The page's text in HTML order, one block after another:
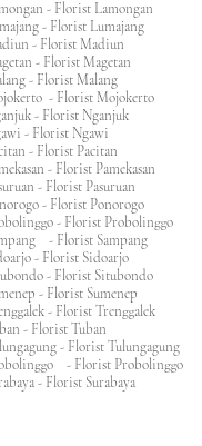
- Florist Lamongan
- Florist Lumajang
- Florist Madiun
- Florist Magetan
- Florist Malang
- Florist Mojokerto
- Florist Nganjuk
- Florist Ngawi
- Florist Pacitan
- Florist Pamekasan
- Florist Pasuruan
- Florist Ponorogo
- Florist Probolinggo
- Florist Sampang
- Florist Sidoarjo
- Florist Situbondo
- Florist Sumenep
- Florist Trenggalek
- Florist Tuban
- Florist Tulungagung
- Florist Probolinggo
- Florist Surabaya